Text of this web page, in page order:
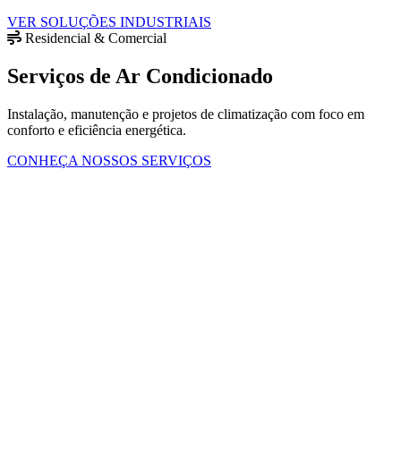
VER SOLUÇÕES INDUSTRIAIS
Residencial & Comercial
Serviços de Ar Condicionado
Instalação, manutenção e projetos de climatização com foco em
conforto e eficiência energética.
CONHEÇA NOSSOS SERVIÇOS